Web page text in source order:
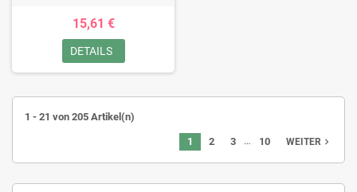
15,61 €
DETAILS
1 - 21 von 205 Artikel(n)
1 2 3 … 10 WEITER navigate_next